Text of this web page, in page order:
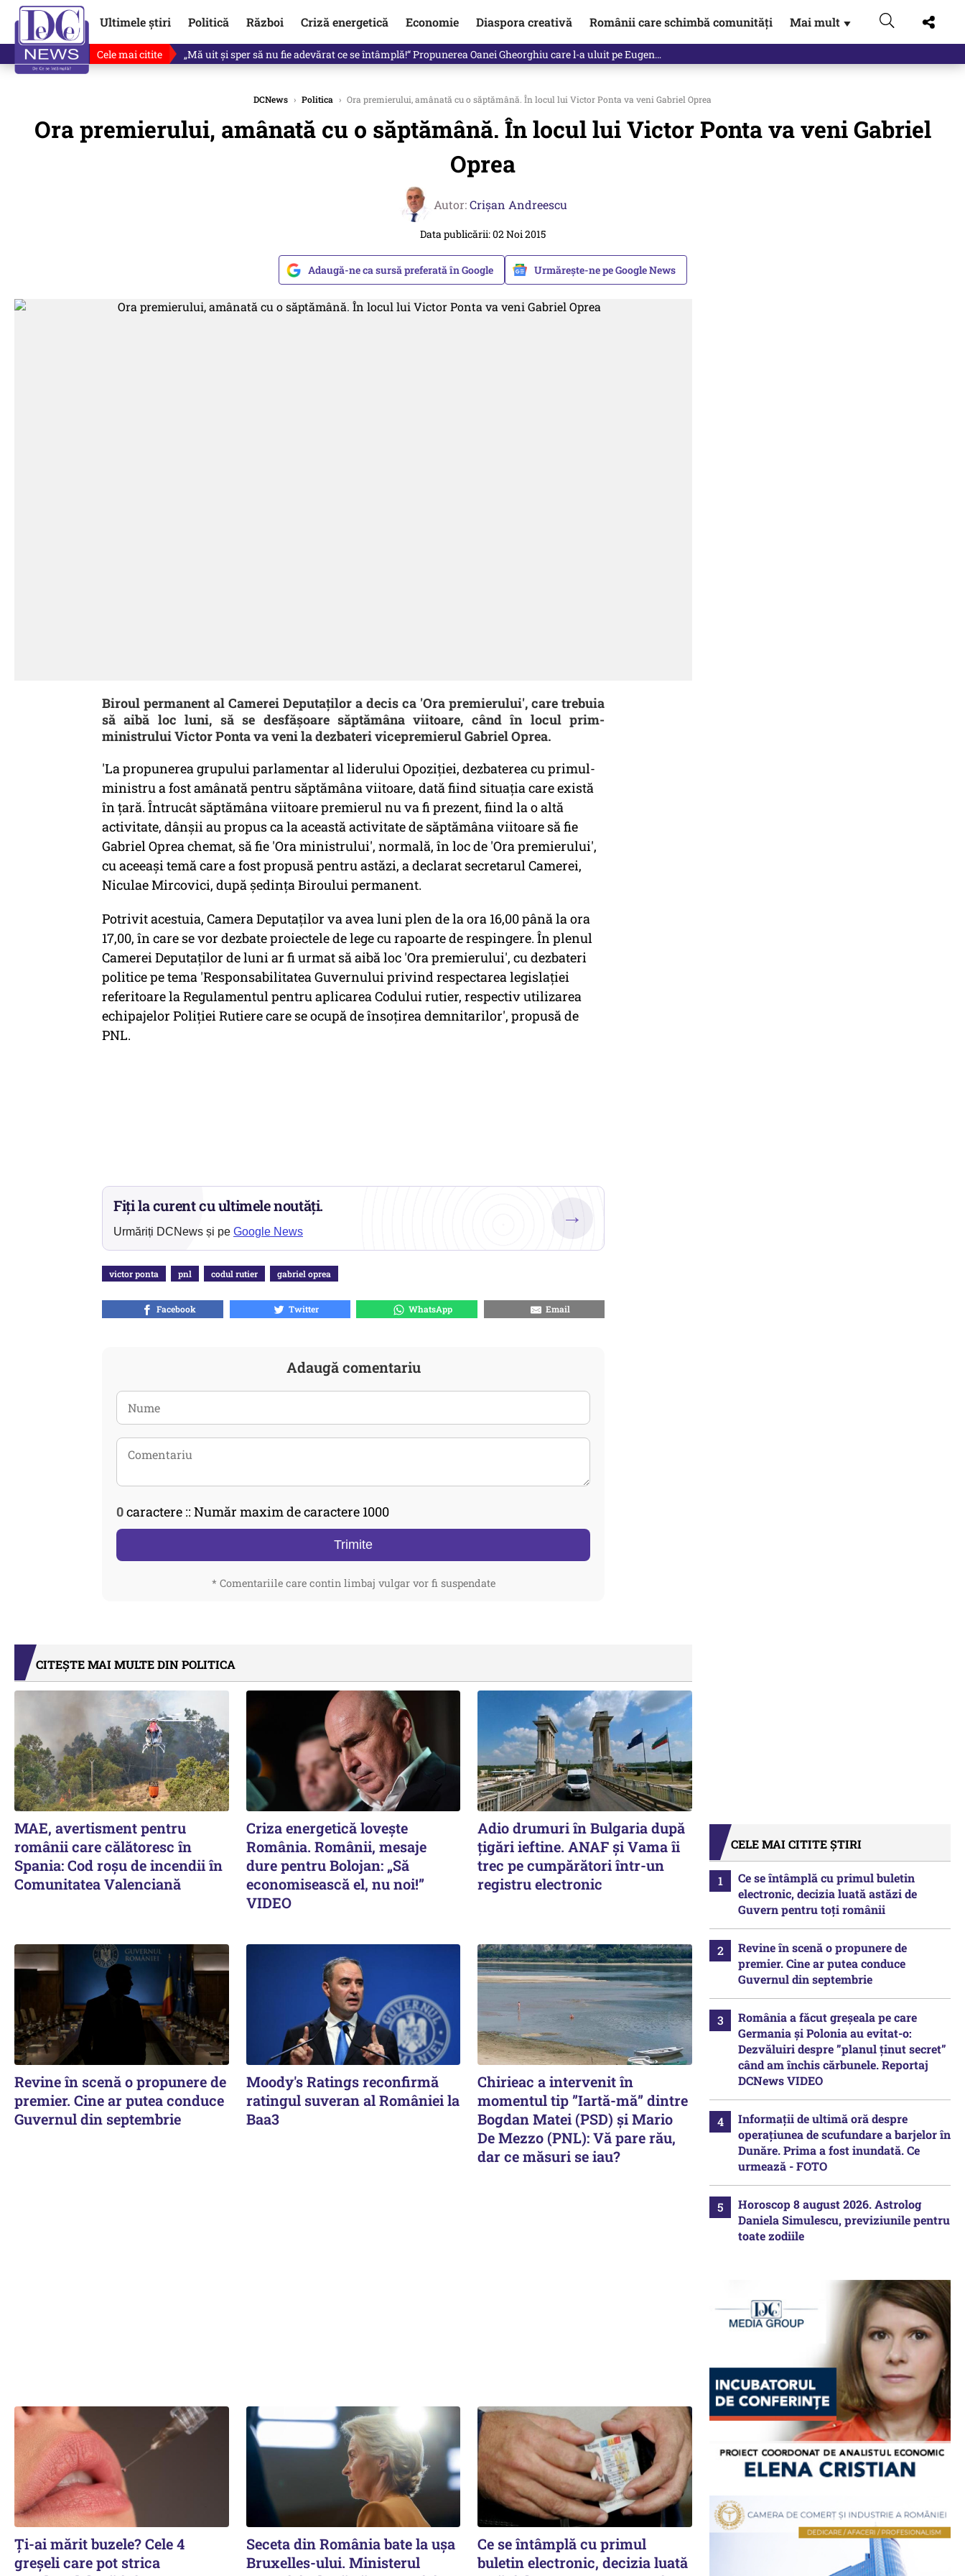
Ultimele știri Politică Război Criză energetică Economie Diaspora creativă Românii care schimbă comunități Mai mult ▼
Cele mai citite Ce se întâmplă cu primul buletin electronic, decizia luată astăzi de Guvern pentru toți românii
DCNews › Politica › Ora premierului, amânată cu o săptămână. În locul lui Victor Ponta va veni Gabriel Oprea
Ora premierului, amânată cu o săptămână. În locul lui Victor Ponta va veni Gabriel
Oprea
Autor:Crişan Andreescu
Data publicării: 02 Noi 2015
Adaugă-ne ca sursă preferată în Google Urmărește-ne pe Google News
Biroul permanent al Camerei Deputaţilor a decis ca 'Ora premierului', care trebuia
să aibă loc luni, să se desfăşoare săptămâna viitoare, când în locul prim-
ministrului Victor Ponta va veni la dezbateri vicepremierul Gabriel Oprea.
'La propunerea grupului parlamentar al liderului Opoziţiei, dezbaterea cu primul-
ministru a fost amânată pentru săptămâna viitoare, dată fiind situaţia care există
în ţară. Întrucât săptămâna viitoare premierul nu va fi prezent, fiind la o altă
activitate, dânşii au propus ca la această activitate de săptămâna viitoare să fie
Gabriel Oprea chemat, să fie 'Ora ministrului', normală, în loc de 'Ora premierului',
cu aceeaşi temă care a fost propusă pentru astăzi, a declarat secretarul Camerei,
Niculae Mircovici, după şedinţa Biroului permanent.
Potrivit acestuia, Camera Deputaţilor va avea luni plen de la ora 16,00 până la ora
17,00, în care se vor dezbate proiectele de lege cu rapoarte de respingere. În plenul
Camerei Deputaţilor de luni ar fi urmat să aibă loc 'Ora premierului', cu dezbateri
politice pe tema 'Responsabilitatea Guvernului privind respectarea legislaţiei
referitoare la Regulamentul pentru aplicarea Codului rutier, respectiv utilizarea
echipajelor Poliţiei Rutiere care se ocupă de însoţirea demnitarilor', propusă de
PNL.
Fiți la curent cu ultimele noutăți.
Urmăriți DCNews și pe Google News
→
victor ponta pnl codul rutier gabriel oprea
Facebook Twitter WhatsApp Email
Adaugă comentariu
0caractere :: Număr maxim de caractere 1000
Trimite
* Comentariile care contin limbaj vulgar vor fi suspendate
CITEȘTE MAI MULTE DIN POLITICA
MAE, avertisment pentru
românii care călătoresc în
Spania: Cod roșu de incendii în
Comunitatea Valenciană
Criza energetică lovește
România. Românii, mesaje
dure pentru Bolojan: „Să
economisească el, nu noi!”
VIDEO
Adio drumuri în Bulgaria după
țigări ieftine. ANAF și Vama îi
trec pe cumpărători într-un
registru electronic
Revine în scenă o propunere de
premier. Cine ar putea conduce
Guvernul din septembrie
Moody's Ratings reconfirmă
ratingul suveran al României la
Baa3
Chirieac a intervenit în
momentul tip ”Iartă-mă” dintre
Bogdan Matei (PSD) și Mario
De Mezzo (PNL): Vă pare rău,
dar ce măsuri se iau?
Ți-ai mărit buzele? Cele 4
greșeli care pot strica
Seceta din România bate la ușa
Bruxelles-ului. Ministerul
Ce se întâmplă cu primul
buletin electronic, decizia luată
CELE MAI CITITE ȘTIRI
Ce se întâmplă cu primul buletin
electronic, decizia luată astăzi de
Guvern pentru toți românii
Revine în scenă o propunere de
premier. Cine ar putea conduce
Guvernul din septembrie
România a făcut greșeala pe care
Germania și Polonia au evitat-o:
Dezvăluiri despre ”planul ținut secret”
când am închis cărbunele. Reportaj
DCNews VIDEO
Informații de ultimă oră despre
operațiunea de scufundare a barjelor în
Dunăre. Prima a fost inundată. Ce
urmează - FOTO
Horoscop 8 august 2026. Astrolog
Daniela Simulescu, previziunile pentru
toate zodiile